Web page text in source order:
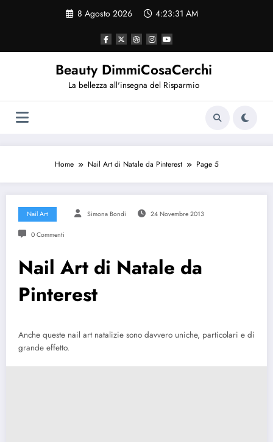
8 Agosto 2026 4:23:31 AM
Beauty DimmiCosaCerchi
La bellezza all'insegna del Risparmio
Home Nail Art di Natale da Pinterest Page 5
Nail Art Simona Bondi 24 Novembre 2013
0 Commenti
Nail Art di Natale da
Pinterest
Anche queste nail art natalizie sono davvero uniche, particolari e di
grande effetto.